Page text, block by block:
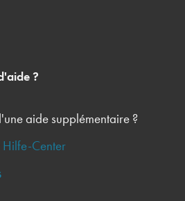
?
aide supplémentaire ?
Hilfe-Center